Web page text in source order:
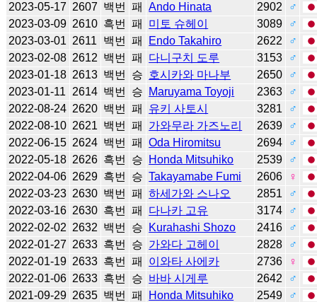
2023-05-17 2607 백번 패 Ando Hinata 2902
♂
2023-03-09 2610 흑번 패 미토 슈헤이 3089
♂
2023-03-01 2611 백번 패 Endo Takahiro 2622
♂
2023-02-08 2612 백번 패 다니구치 도루 3153
♂
2023-01-18 2613 백번 승 호시카와 마나부 2650
♂
2023-01-11
2614 백번 승 Maruyama Toyoji 2363
♂
2022-08-24 2620 백번 패 유키 사토시 3281
♂
2022-08-10 2621 백번 패 가와무라 가즈노리 2639
♂
2022-06-15 2624 백번 패 Oda Hiromitsu 2694
♂
2022-05-18 2626 흑번 승 Honda Mitsuhiko 2539
♂
2022-04-06 2629 흑번 승 Takayamabe Fumi 2606
♀
2022-03-23 2630 백번 패 하세가와 스나오 2851
♂
2022-03-16 2630 흑번 패 다나카 고유 3174
♂
2022-02-02 2632 백번 승 Kurahashi Shozo 2416
♂
2022-01-27 2633 흑번 승 가와다 고헤이 2828
♂
2022-01-19 2633 흑번 패 이와타 사에카 2736
♀
2022-01-06 2633 흑번 승 바바 시게루 2642
♂
2021-09-29 2635 백번 패 Honda Mitsuhiko 2549
♂